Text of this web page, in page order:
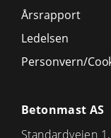
Årsrapport
Ledelsen
Personvern/
Betonmast AS
Standardveien